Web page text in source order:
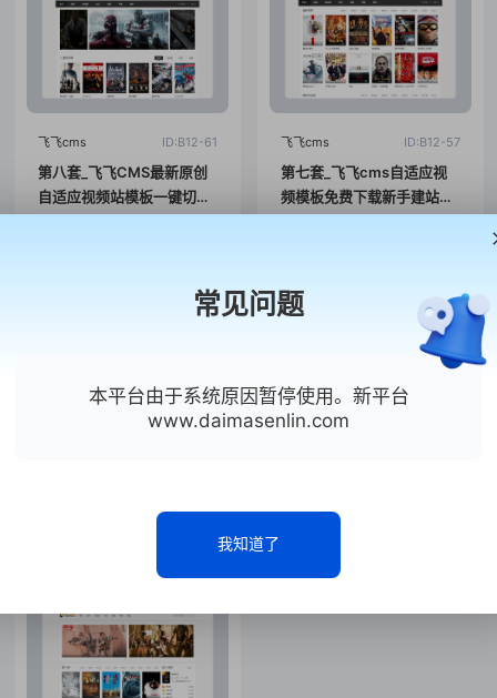
飞飞cms ID:B12-61
第八套_飞飞CMS最新原创
自适应视频站模板一键切换
飞飞cms ID:B12-57
第七套_飞飞cms自适应视
频模板免费下载新手建站入
色DIY自适应视频站模板
0人使用
自适应视频站商业版挖片模
￥149.00
常见问题
本平台由于系统原因暂停使用。新平台
www.daimasenlin.com
我知道了